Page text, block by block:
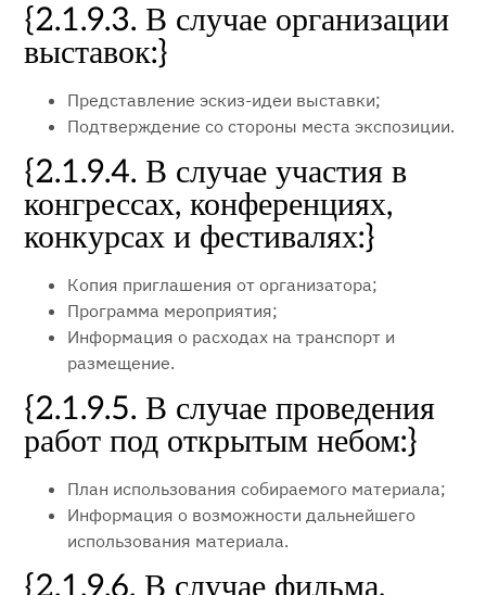
{2.1.9.3. В случае организации
выставок:}
Представление эскиз-идеи выставки;
Подтверждение со стороны места экспозиции.
{2.1.9.4. В случае участия в
конгрессах, конференциях,
конкурсах и фестивалях:}
Копия приглашения от организатора;
Программа мероприятия;
Информация о расходах на транспорт и
размещение.
{2.1.9.5. В случае проведения
работ под открытым небом:}
План использования собираемого материала;
Информация о возможности дальнейшего
использования материала.